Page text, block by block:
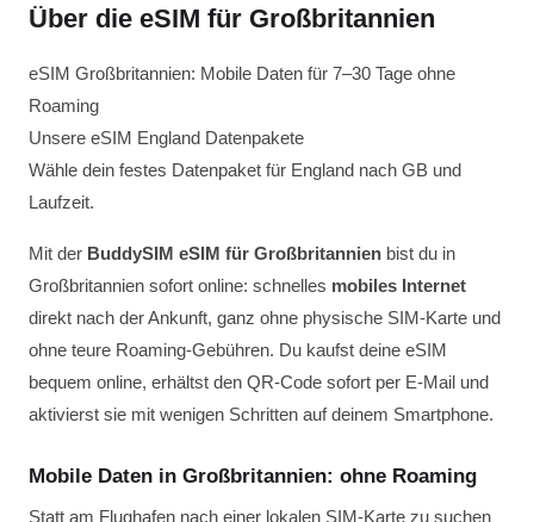
Über die eSIM für Großbritannien
eSIM Großbritannien: Mobile Daten für 7–30 Tage ohne
Roaming
Unsere eSIM England Datenpakete
Wähle dein festes Datenpaket für England nach GB und
Laufzeit.
Mit der BuddySIM eSIM für Großbritannien bist du in
Großbritannien sofort online: schnelles mobiles Internet
direkt nach der Ankunft, ganz ohne physische SIM-Karte und
ohne teure Roaming-Gebühren. Du kaufst deine eSIM
bequem online, erhältst den QR-Code sofort per E-Mail und
aktivierst sie mit wenigen Schritten auf deinem Smartphone.
Mobile Daten in Großbritannien: ohne Roaming
Statt am Flughafen nach einer lokalen SIM-Karte zu suchen